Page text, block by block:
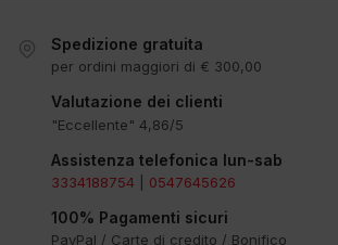
Spedizione gratuita
per ordini maggiori di € 300,00
Valutazione dei clienti
"Eccellente" 4,86/5
Assistenza telefonica lun-sab
3334188754 0547645626
100% Pagamenti sicuri
PayPal / Carte di credito / Bonifico